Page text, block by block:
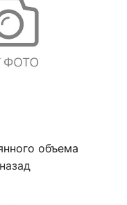
объема